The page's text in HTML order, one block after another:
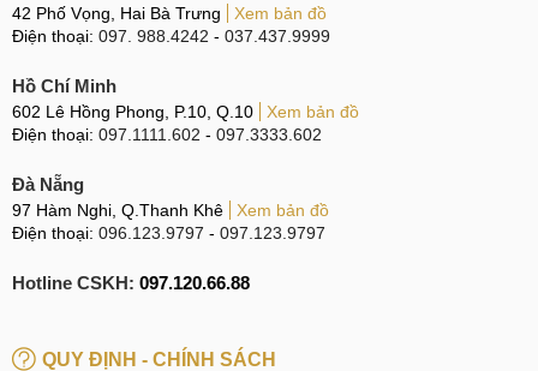
Cập nhật hệ điều hành
ảnh trên thiết bị Galaxy S23 FE vẫn không được khắc phục.
Lúc này bạn có thể xác định lỗi đến từ nguyên nhân phần
cứng. Trong trường hợp đó, chỉ có cách mang máy đi thay,
sửa tại những trung tâm sửa chữa chuyên nghiệp mới có
thể giúp bạn khôi phục được khả năng sử dụng máy ảnh
trên Galaxy S23 FE như bình thường.
Dấu hiệu và nguyên nhân
nguyên nhân gây hư máy ảnh trên thiết bị Galaxy S23 FE.
42 Phố Vọng, Hai Bà Trưng
Xem bản đồ
Điện thoại: 097. 988.4242 - 037.437.9999
Hồ Chí Minh
602 Lê Hồng Phong, P.10, Q.10
Xem bản đồ
Điện thoại: 097.1111.602 - 097.3333.602
Đà Nẵng
97 Hàm Nghi, Q.Thanh Khê
Xem bản đồ
Điện thoại: 096.123.9797 - 097.123.9797
Hotline CSKH: 097.120.66.88
QUY ĐỊNH - CHÍNH SÁCH